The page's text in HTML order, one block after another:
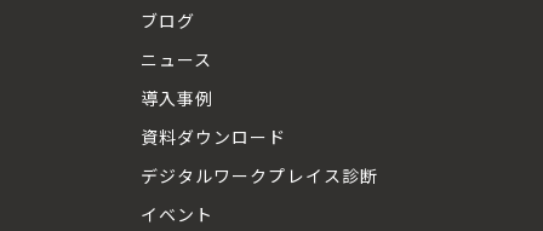
ブログ
ニュース
導入事例
資料ダウンロード
デジタルワークプレイス診断
イベント